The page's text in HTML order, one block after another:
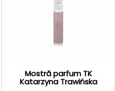
Mostră parfum TK
Katarzyna Trawińska